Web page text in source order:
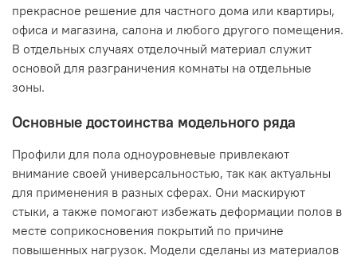
прекрасное решение для частного дома или квартиры,
офиса и магазина, салона и любого другого помещения.
В отдельных случаях отделочный материал служит
основой для разграничения комнаты на отдельные
зоны.
Основные достоинства модельного ряда
Профили для пола одноуровневые привлекают
внимание своей универсальностью, так как актуальны
для применения в разных сферах. Они маскируют
стыки, а также помогают избежать деформации полов в
месте соприкосновения покрытий по причине
повышенных нагрузок. Модели сделаны из материалов